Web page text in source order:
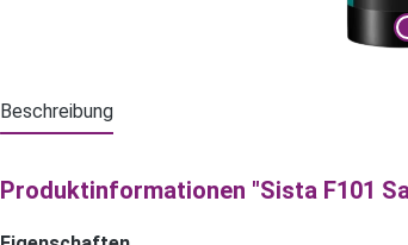
Beschreibung
Produktinformationen "Sista F101